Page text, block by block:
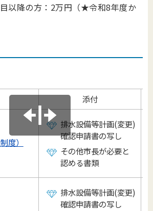
以降の方：2万円（★令和8年度か
添付
度）
排水設備等計画(変更)
確認申請書の写し
その他市長が必要と
認める書類
排水設備等計画(変更)
確認申請書の写し